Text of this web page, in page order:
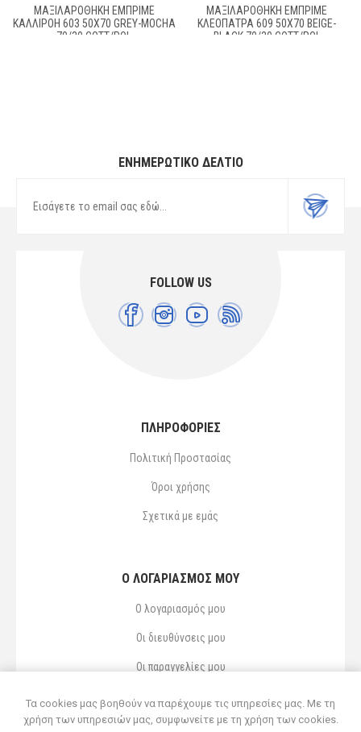
ΜΑΞΙΛΑΡΟΘΉΚΗ ΕΜΠΡΙΜΈ
ΚΑΛΛΙΡΌΗ 603 50X70 GREY-MOCHA
70/30 COTT/POL
ΜΑΞΙΛΑΡΟΘΉΚΗ ΕΜΠΡΙΜΈ
ΚΛΕΟΠΆΤΡΑ 609 50X70 BEIGE-
BLACK 70/30 COTT/POL
ΕΝΗΜΕΡΩΤΙΚΌ ΔΕΛΤΊΟ
FOLLOW US
ΠΛΗΡΟΦΟΡΙΕΣ
Πολιτική Προστασίας
Όροι χρήσης
Σχετικά με εμάς
Ο ΛΟΓΑΡΙΑΣΜΌΣ ΜΟΥ
Ο λογαριασμός μου
Οι διευθύνσεις μου
Οι παραγγελίες μου
Τα cookies μας βοηθούν να παρέχουμε τις υπηρεσίες μας. Με τη
χρήση των υπηρεσιών μας, συμφωνείτε με τη χρήση των cookies.